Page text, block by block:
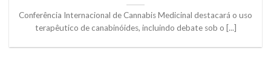
Conferência Internacional de Cannabis Medicinal destacará o uso
terapêutico de canabinóides, incluindo debate sob o [...]